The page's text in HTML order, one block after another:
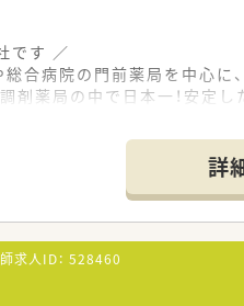
です ／
合病院の門前薬局を中心に
剤薬局の中で日本一！安定
象にした、就職企業人気ラン
は4～5名がご活躍されていま
処方箋を受けております。
専門性を高めたい方にはオス
新の機械を導入しており、
の方を多く採用している為
詳
求人ID： 528460